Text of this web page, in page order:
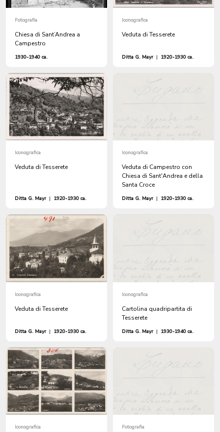
Fotografia
Chiesa di Sant’Andrea a
Campestro
1930-1940 ca.
Iconografica
Veduta di Tesserete
Ditta G. Mayr | 1920-1930 ca.
Iconografica
Veduta di Tesserete
Ditta G. Mayr | 1920-1930 ca.
Iconografica
Veduta di Campestro con
Chiesa di Sant'Andrea e della
Santa Croce
Ditta G. Mayr | 1920-1930 ca.
Iconografica
Veduta di Tesserete
Ditta G. Mayr | 1920-1930 ca.
Iconografica
Cartolina quadripartita di
Tesserete
Ditta G. Mayr | 1930-1940 ca.
Iconografica Fotografia